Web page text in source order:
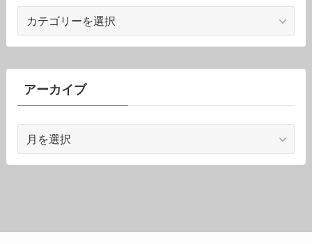
ゴ
リ
ーアーカイブ
カ